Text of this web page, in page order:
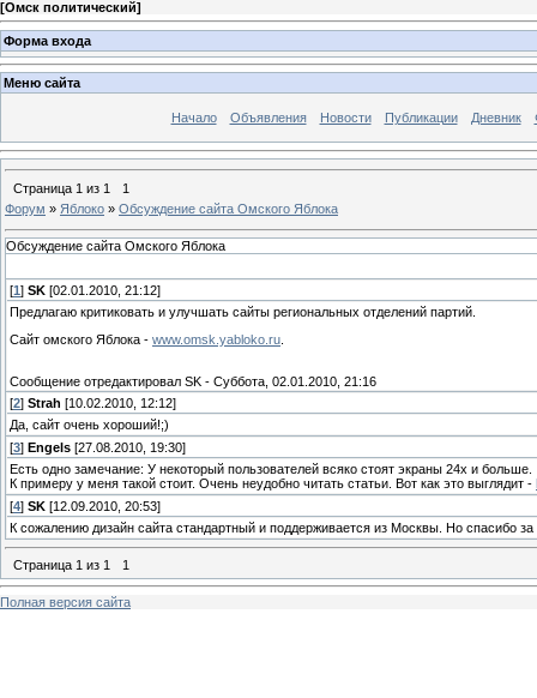
[Омск политический]
Форма входа
Меню сайта
Начало Объявления Новости Публикации Дневник
Страница 1 из 1
1
Форум » Яблоко » Обсуждение сайта Омского Яблока
Обсуждение сайта Омского Яблока
[1 ] SK [02.01.2010, 21:12]
Предлагаю критиковать и улучшать сайты региональных отделений партий.
Сайт омского Яблока - www.omsk.yabloko.ru
Сообщение отредактировал SK - Суббота, 02.01.2010, 21:16
[2] Strah [10.02.2010, 12:12]
Да, сайт очень хороший!;)
[3] Engels [27.08.2010, 19:30]
Есть одно замечание: У некоторый пользователей всяко стоят экраны 24х и больше.
К примеру у меня такой стоит. Очень неудобно читать статьи. Вот как это выглядит -
[4] SK [12.09.2010, 20:53]
К сожалению дизайн сайта стандартный и поддерживается из Москвы. Но спасибо
Страница 1 из 1 1
Полная версия сайта